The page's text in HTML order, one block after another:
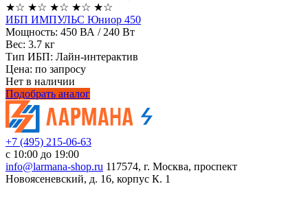
★☆ ★☆ ★☆ ★☆ ★☆
ИБП ИМПУЛЬС Юниор 450
Мощность: 450 ВА / 240 Вт
Вес: 3.7 кг
Тип ИБП: Лайн-интерактив
Цена: по запросу
Нет в наличии
Подобрать аналог
+7 (495) 215-06-63
с 10:00 до 19:00
info@larmana-shop.ru 117574, г. Москва, проспект
Новоясеневский, д. 16, корпус К. 1